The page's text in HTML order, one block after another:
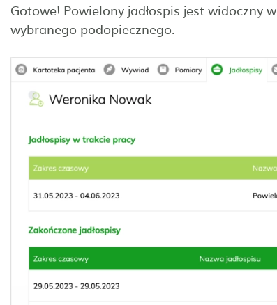
Gotowe! Powielony jadłospis jest widoczny w
wybranego podopiecznego.